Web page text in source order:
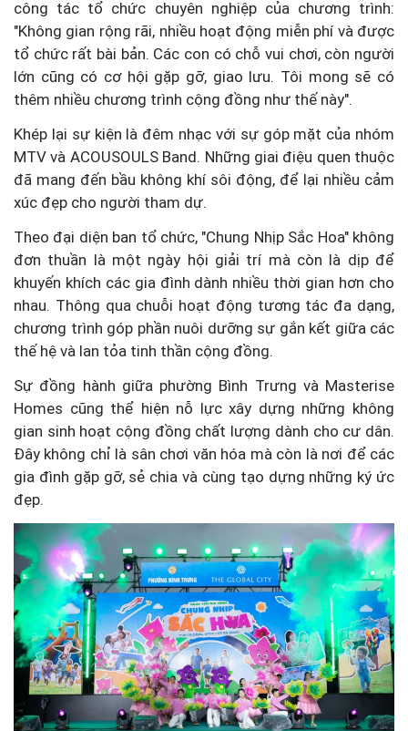
công tác tổ chức chuyên nghiệp của chương trình:
"Không gian rộng rãi, nhiều hoạt động miễn phí và được
tổ chức rất bài bản. Các con có chỗ vui chơi, còn người
lớn cũng có cơ hội gặp gỡ, giao lưu. Tôi mong sẽ có
thêm nhiều chương trình cộng đồng như thế này".
Khép lại sự kiện là đêm nhạc với sự góp mặt của nhóm
MTV và ACOUSOULS Band. Những giai điệu quen thuộc
đã mang đến bầu không khí sôi động, để lại nhiều cảm
xúc đẹp cho người tham dự.
Theo đại diện ban tổ chức, "Chung Nhịp Sắc Hoa" không
đơn thuần là một ngày hội giải trí mà còn là dịp để
khuyến khích các gia đình dành nhiều thời gian hơn cho
nhau. Thông qua chuỗi hoạt động tương tác đa dạng,
chương trình góp phần nuôi dưỡng sự gắn kết giữa các
thế hệ và lan tỏa tinh thần cộng đồng.
Sự đồng hành giữa phường Bình Trưng và Masterise
Homes cũng thể hiện nỗ lực xây dựng những không
gian sinh hoạt cộng đồng chất lượng dành cho cư dân.
Đây không chỉ là sân chơi văn hóa mà còn là nơi để các
gia đình gặp gỡ, sẻ chia và cùng tạo dựng những ký ức
đẹp.